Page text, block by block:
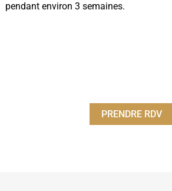
pendant environ 3 semaines.
PRENDRE RDV